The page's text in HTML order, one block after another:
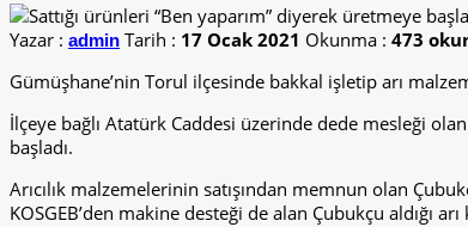
Yazar : admin Tarih : 17 Ocak 2021 Okunma : 473
Gümüşhane’nin Torul ilçesinde bakkal işletip arı
İlçeye bağlı Atatürk Caddesi üzerinde dede mesleği
başladı.
Arıcılık malzemelerinin satışından memnun olan
KOSGEB’den makine desteği de alan Çubukçu aldığı